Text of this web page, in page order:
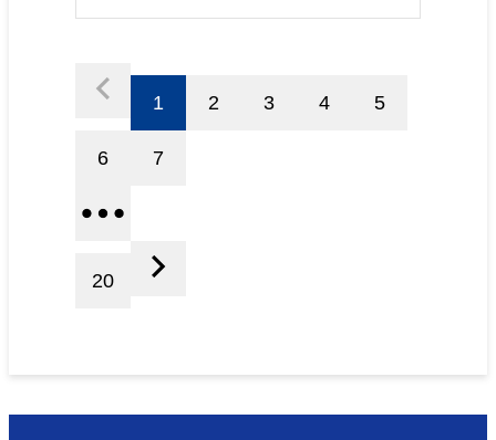
1 2 3 4 5
6 7
20